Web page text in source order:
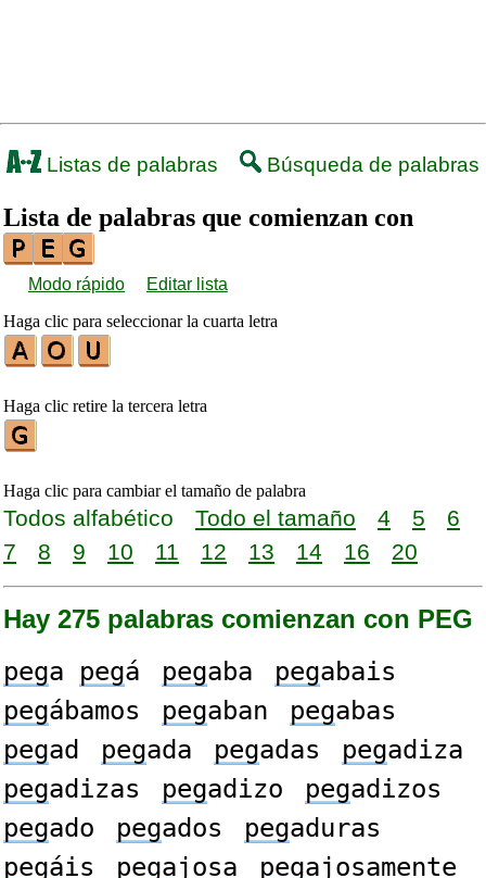
Listas de palabras Búsqueda de palabras
Lista de palabras que comienzan con
Modo rápido
Editar lista
Haga clic para seleccionar la cuarta letra
Haga clic retire la tercera letra
Haga clic para cambiar el tamaño de palabra
Todos alfabético Todo el tamaño 4 5
6
7
8 9 10 11 12 13 14 16 20
Hay 275 palabras comienzan con PEG
pega pegá pegaba pegabais
pegábamos pegaban pegabas
pegad pegada pegadas pegadiza
pegadizas pegadizo pegadizos
pegado pegados pegaduras
pegáis pegajosa pegajosamente